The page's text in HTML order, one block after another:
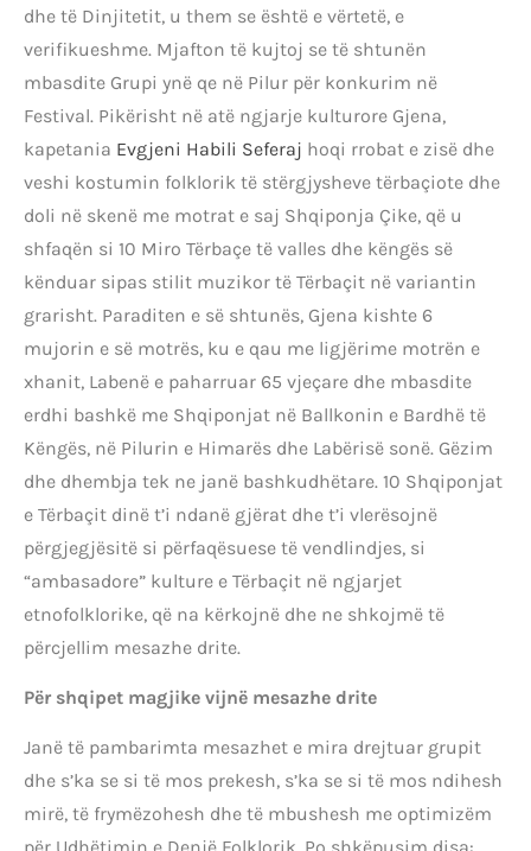
dhe të Dinjitetit, u them se është e vërtetë, e
verifikueshme. Mjafton të kujtoj se të shtunën
mbasdite Grupi ynë qe në Pilur për konkurim në
Festival. Pikërisht në atë ngjarje kulturore Gjena,
kapetania Evgjeni Habili Seferaj hoqi rrobat e zisë dhe
veshi kostumin folklorik të stërgjysheve tërbaçiote dhe
doli në skenë me motrat e saj Shqiponja Çike, që u
shfaqën si 10 Miro Tërbaçe të valles dhe këngës së
kënduar sipas stilit muzikor të Tërbaçit në variantin
grarisht. Paraditen e së shtunës, Gjena kishte 6
mujorin e së motrës, ku e qau me ligjërime motrën e
xhanit, Labenë e paharruar 65 vjeçare dhe mbasdite
erdhi bashkë me Shqiponjat në Ballkonin e Bardhë të
Këngës, në Pilurin e Himarës dhe Labërisë sonë. Gëzim
dhe dhembja tek ne janë bashkudhëtare. 10 Shqiponjat
e Tërbaçit dinë t’i ndanë gjërat dhe t’i vlerësojnë
përgjegjësitë si përfaqësuese të vendlindjes, si
“ambasadore” kulture e Tërbaçit në ngjarjet
etnofolklorike, që na kërkojnë dhe ne shkojmë të
përcjellim mesazhe drite.
Për shqipet magjike vijnë mesazhe drite
Janë të pambarimta mesazhet e mira drejtuar grupit
dhe s’ka se si të mos prekesh, s’ka se si të mos ndihesh
mirë, të frymëzohesh dhe të mbushesh me optimizëm